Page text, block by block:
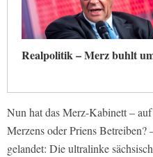
Realpolitik – Merz buhlt
Nun hat das Merz-Kabinett –
Merzens oder Priens Betreiben?
gelandet: Die ultralinke